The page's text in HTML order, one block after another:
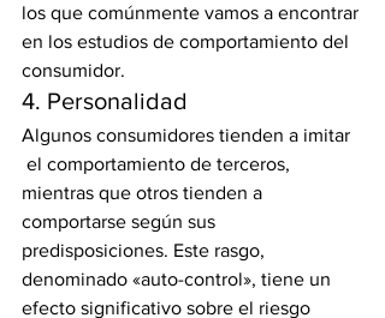
los que comúnmente vamos a encontrar
en los estudios de comportamiento del
consumidor.
4. Personalidad
Algunos consumidores tienden a imitar
el comportamiento de terceros,
mientras que otros tienden a
comportarse según sus
predisposiciones. Este rasgo,
denominado «auto-control», tiene un
efecto significativo sobre el riesgo